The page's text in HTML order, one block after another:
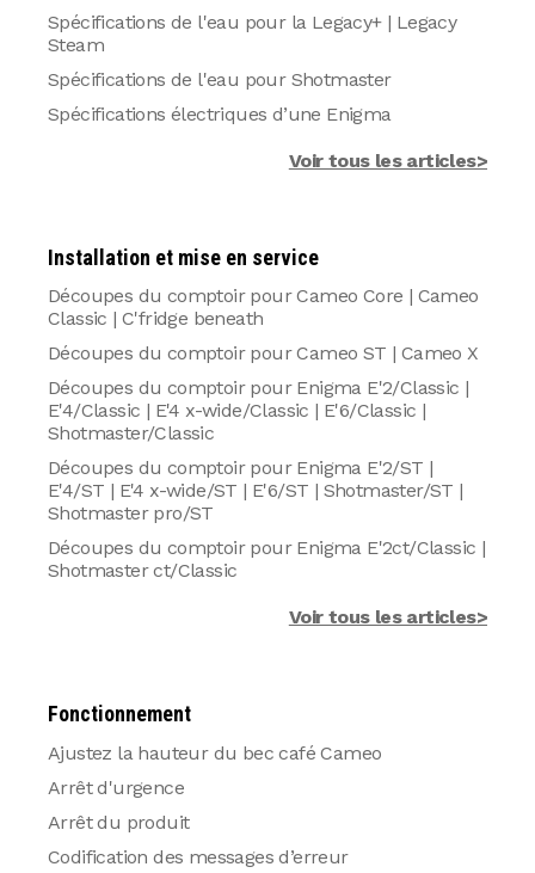
Spécifications de l'eau pour la Legacy+ | Legacy
Steam
Spécifications de l'eau pour Shotmaster
Spécifications électriques d’une Enigma
Voir tous les articles>
Installation et mise en service
Découpes du comptoir pour Cameo Core | Cameo
Classic | C'fridge beneath
Découpes du comptoir pour Cameo ST | Cameo X
Découpes du comptoir pour Enigma E'2/Classic |
E'4/Classic | E'4 x-wide/Classic | E'6/Classic |
Shotmaster/Classic
Découpes du comptoir pour Enigma E'2/ST |
E'4/ST | E'4 x-wide/ST | E'6/ST | Shotmaster/ST |
Shotmaster pro/ST
Découpes du comptoir pour Enigma E'2ct/Classic |
Shotmaster ct/Classic
Voir tous les articles>
Fonctionnement
Ajustez la hauteur du bec café Cameo
Arrêt d'urgence
Arrêt du produit
Codification des messages d’erreur